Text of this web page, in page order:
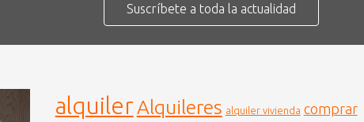
Suscríbete a toda la actualidad
alquiler Alquileres alquiler vivienda comprar